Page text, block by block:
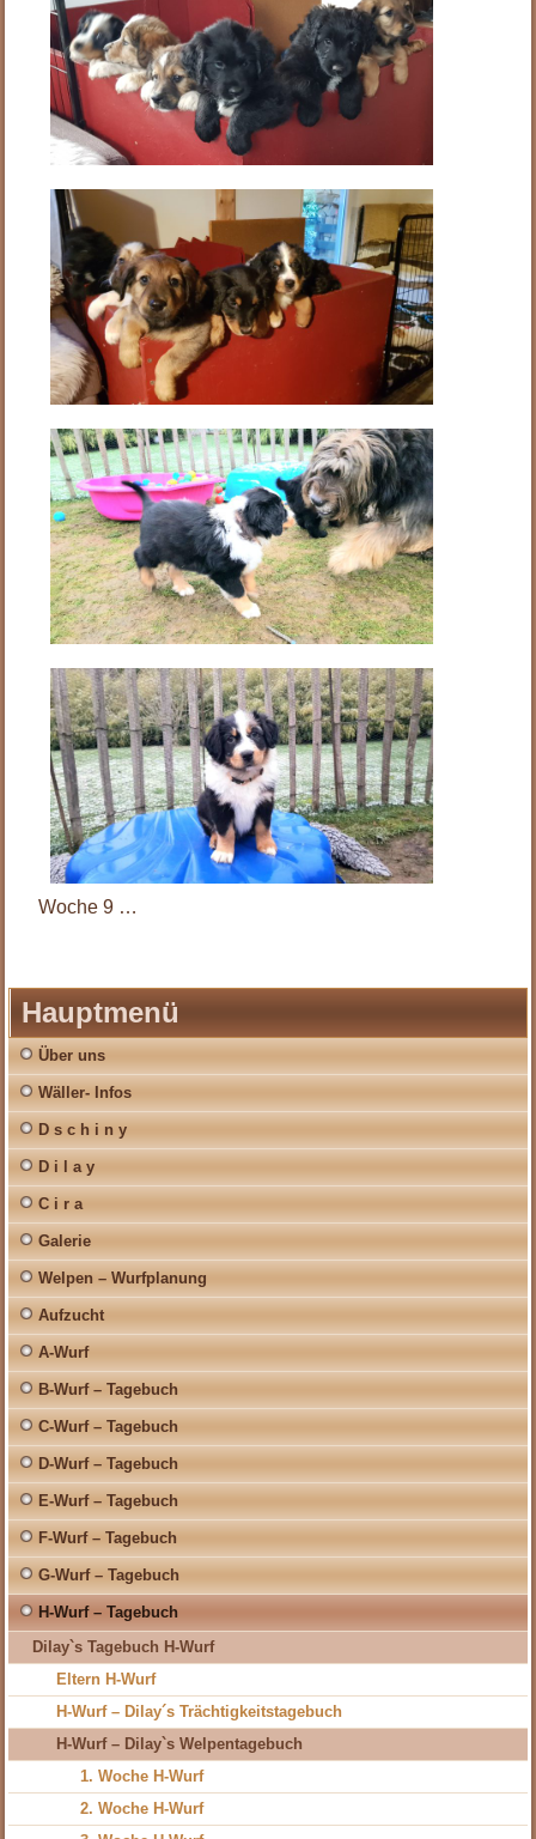
Woche 9 …
Hauptmenü
Über uns
Wäller- Infos
D s c h i n y
D i l a y
C i r a
Galerie
Welpen – Wurfplanung
Aufzucht
A-Wurf
B-Wurf – Tagebuch
C-Wurf – Tagebuch
D-Wurf – Tagebuch
E-Wurf – Tagebuch
F-Wurf – Tagebuch
G-Wurf – Tagebuch
H-Wurf – Tagebuch
Dilay`s Tagebuch H-Wurf
Eltern H-Wurf
H-Wurf – Dilay´s Trächtigkeitstagebuch
H-Wurf – Dilay`s Welpentagebuch
1. Woche H-Wurf
2. Woche H-Wurf